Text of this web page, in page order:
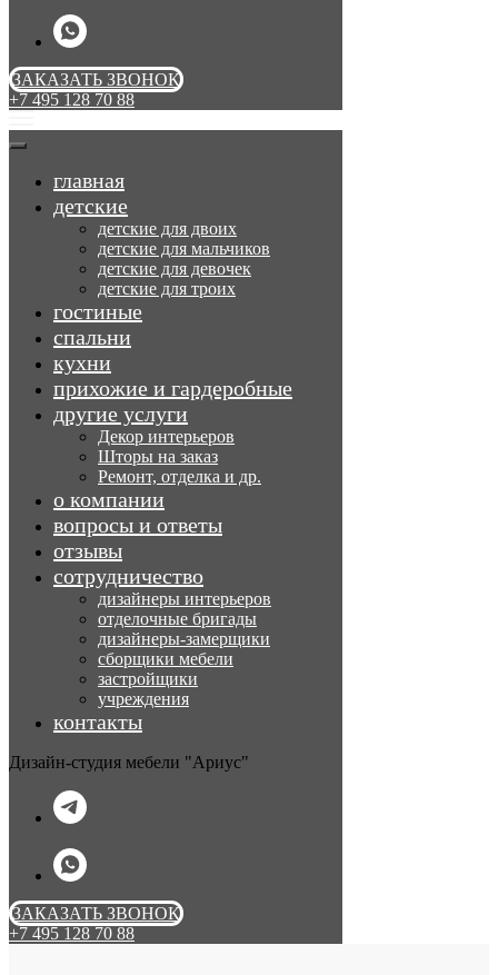
ЗАКАЗАТЬ ЗВОНОК
+7 495 128 70 88
главная
детские
детские для двоих
детские для мальчиков
детские для девочек
детские для троих
гостиные
спальни
кухни
прихожие и гардеробные
другие услуги
Декор интерьеров
Шторы на заказ
Ремонт, отделка и др.
о компании
вопросы и ответы
отзывы
сотрудничество
дизайнеры интерьеров
отделочные бригады
дизайнеры-замерщики
сборщики мебели
застройщики
учреждения
контакты
Дизайн-студия мебели "Ариус"
ЗАКАЗАТЬ ЗВОНОК
+7 495 128 70 88